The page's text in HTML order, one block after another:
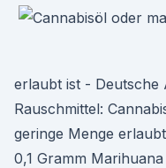
erlaubt ist - Deutsche
Rausch­mittel:
geringe Menge
0,1 Gramm